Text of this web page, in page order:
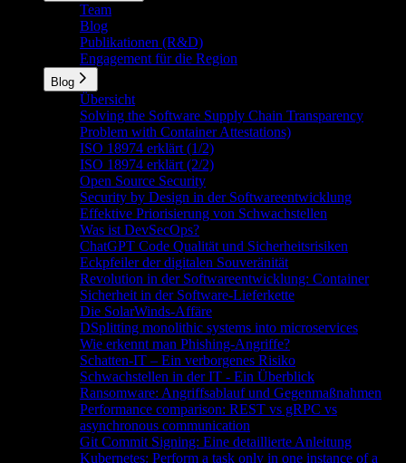
Team
Blog
Publikationen (R&D)
Engagement für die Region
Blog
Übersicht
Solving the Software Supply Chain Transparency
Problem with Container Attestations)
ISO 18974 erklärt (1/2)
ISO 18974 erklärt (2/2)
Open Source Security
Security by Design in der Softwareentwicklung
Effektive Priorisierung von Schwachstellen
Was ist DevSecOps?
ChatGPT Code Qualität und Sicherheitsrisiken
Eckpfeiler der digitalen Souveränität
Revolution in der Softwareentwicklung: Container
Sicherheit in der Software-Lieferkette
Die SolarWinds-Affäre
DSplitting monolithic systems into microservices
Wie erkennt man Phishing-Angriffe?
Schatten-IT – Ein verborgenes Risiko
Schwachstellen in der IT - Ein Überblick
Ransomware: Angriffsablauf und Gegenmaßnahmen
Performance comparison: REST vs gRPC vs
asynchronous communication
Git Commit Signing: Eine detaillierte Anleitung
Kubernetes: Perform a task only in one instance of a